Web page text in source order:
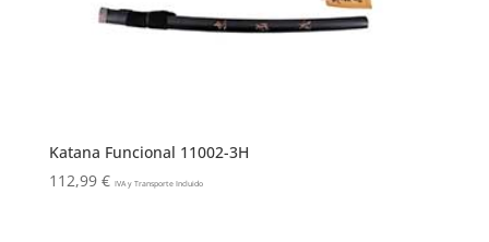
Katana Funcional 11002-3H
112,99 € IVA y Transporte Incluido